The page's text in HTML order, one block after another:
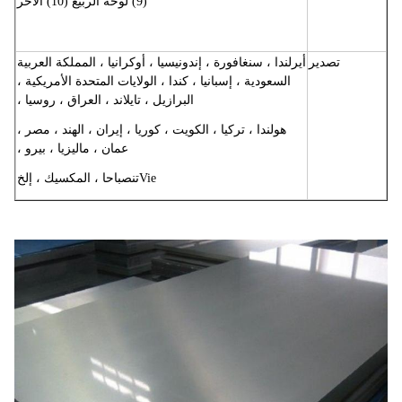
تصدير أيرلندا ، سنغافورة ، إندونيسيا ، أوكرانيا ، المملكة العربية
السعودية ، إسبانيا ، كندا ، الولايات المتحدة الأمريكية ،
البرازيل ، تايلاند ، العراق ، روسيا ،
هولندا ، تركيا ، الكويت ، كوريا ، إيران ، الهند ، مصر ،
عمان ، ماليزيا ، بيرو ،
صباحا ، المكسيك ، إلخ